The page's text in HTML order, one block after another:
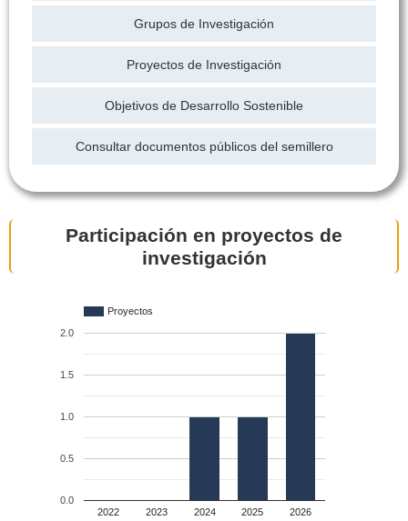
Grupos de Investigación
Proyectos de Investigación
Objetivos de Desarrollo Sostenible
Consultar documentos públicos del semillero
Participación en proyectos de
investigación
Proyectos
2022 2023 2024 2025 2026
0.0
0.5
1.0
1.5
2.0